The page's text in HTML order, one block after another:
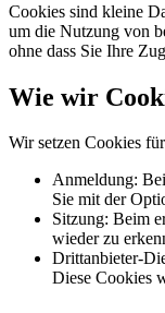
Cookies sind kleine
um die Nutzung von
ohne dass Sie Ihre
Wie wir
Wir setzen Cookies
Anmeldung:
Sie mit der
Sitzung: Beim
wieder zu
Drittanbieter-
Diese Cookies